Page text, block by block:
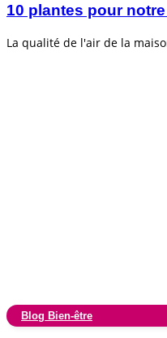
10 plantes pour
La qualité de l'air de la
Blog Bien-être